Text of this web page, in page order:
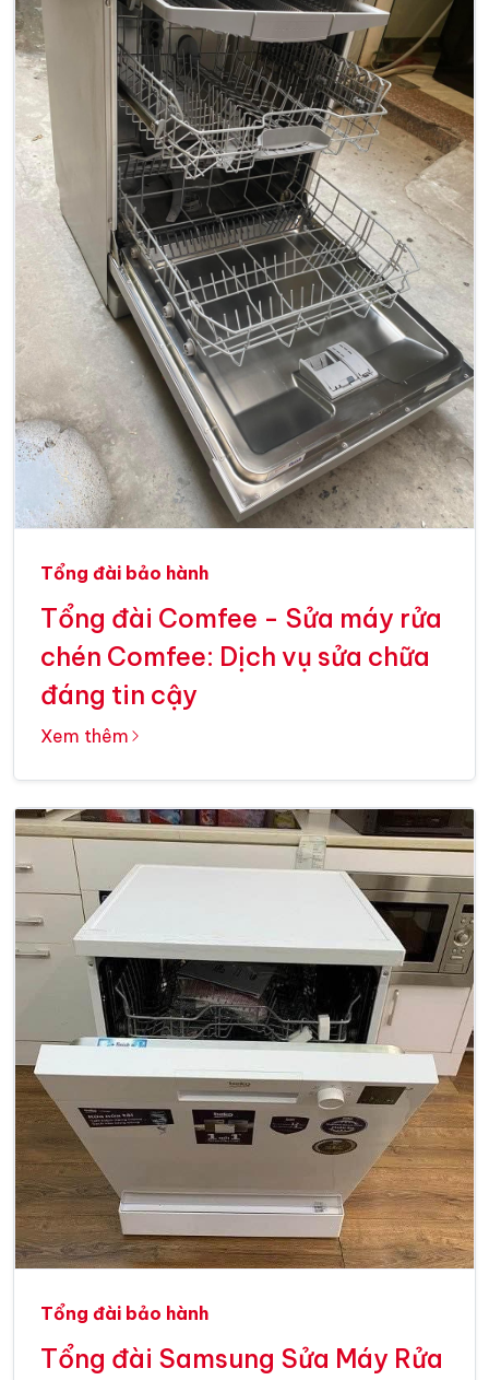
Tổng đài bảo hành
Tổng đài Comfee - Sửa máy rửa
chén Comfee: Dịch vụ sửa chữa
đáng tin cậy
Xem thêm
Tổng đài bảo hành
Tổng đài Samsung Sửa Máy Rửa